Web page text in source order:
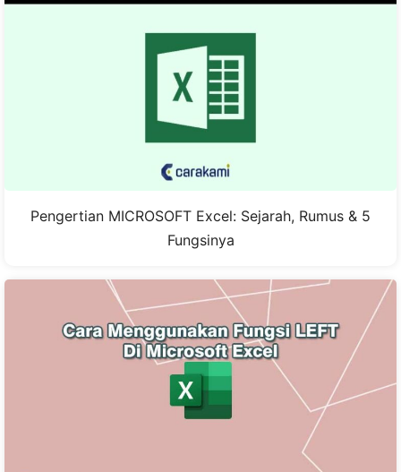
Pengertian MICROSOFT Excel: Sejarah, Rumus & 5
Fungsinya